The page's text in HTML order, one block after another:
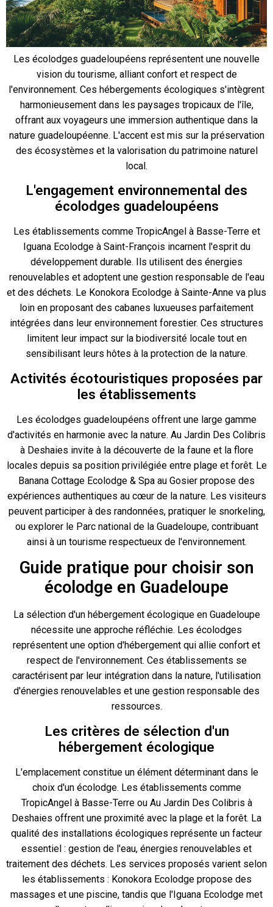
Les écolodges guadeloupéens représentent une nouvelle
vision du tourisme, alliant confort et respect de
l'environnement. Ces hébergements écologiques s'intègrent
harmonieusement dans les paysages tropicaux de l'île,
offrant aux voyageurs une immersion authentique dans la
nature guadeloupéenne. L'accent est mis sur la préservation
des écosystèmes et la valorisation du patrimoine naturel
local.
L'engagement environnemental des
écolodges guadeloupéens
Les établissements comme TropicAngel à Basse-Terre et
Iguana Ecolodge à Saint-François incarnent l'esprit du
développement durable. Ils utilisent des énergies
renouvelables et adoptent une gestion responsable de l'eau
et des déchets. Le Konokora Ecolodge à Sainte-Anne va plus
loin en proposant des cabanes luxueuses parfaitement
intégrées dans leur environnement forestier. Ces structures
limitent leur impact sur la biodiversité locale tout en
sensibilisant leurs hôtes à la protection de la nature.
Activités écotouristiques proposées par
les établissements
Les écolodges guadeloupéens offrent une large gamme
d'activités en harmonie avec la nature. Au Jardin Des Colibris
à Deshaies invite à la découverte de la faune et la flore
locales depuis sa position privilégiée entre plage et forêt. Le
Banana Cottage Ecolodge & Spa au Gosier propose des
expériences authentiques au cœur de la nature. Les visiteurs
peuvent participer à des randonnées, pratiquer le snorkeling,
ou explorer le Parc national de la Guadeloupe, contribuant
ainsi à un tourisme respectueux de l'environnement.
Guide pratique pour choisir son
écolodge en Guadeloupe
La sélection d'un hébergement écologique en Guadeloupe
nécessite une approche réfléchie. Les écolodges
représentent une option d'hébergement qui allie confort et
respect de l'environnement. Ces établissements se
caractérisent par leur intégration dans la nature, l'utilisation
d'énergies renouvelables et une gestion responsable des
ressources.
Les critères de sélection d'un
hébergement écologique
L'emplacement constitue un élément déterminant dans le
choix d'un écolodge. Les établissements comme
TropicAngel à Basse-Terre ou Au Jardin Des Colibris à
Deshaies offrent une proximité avec la plage et la forêt. La
qualité des installations écologiques représente un facteur
essentiel : gestion de l'eau, énergies renouvelables et
traitement des déchets. Les services proposés varient selon
les établissements : Konokora Ecolodge propose des
massages et une piscine, tandis que l'Iguana Ecolodge met